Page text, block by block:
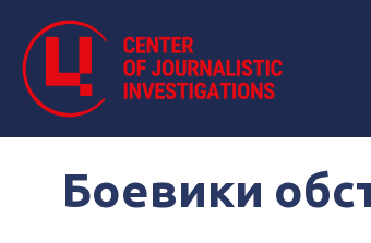
Боевики